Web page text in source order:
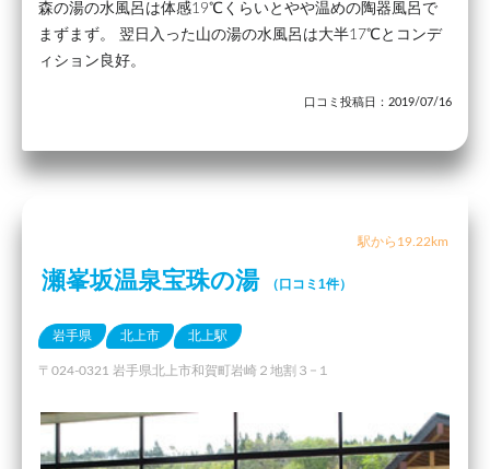
森の湯の水風呂は体感19℃くらいとやや温めの陶器風呂で
まずまず。 翌日入った山の湯の水風呂は大半17℃とコンデ
ィション良好。
口コミ投稿日：2019/07/16
駅から19.22km
瀬峯坂温泉宝珠の湯 （口コミ1件）
岩手県 北上市 北上駅
〒024-0321 岩手県北上市和賀町岩崎２地割３−１